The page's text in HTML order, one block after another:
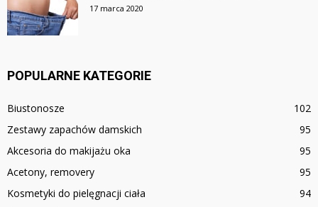
17 marca 2020
POPULARNE KATEGORIE
Biustonosze
102
Zestawy zapachów damskich
95
Akcesoria do makijażu oka
95
Acetony, removery
95
Kosmetyki do pielęgnacji ciała
94